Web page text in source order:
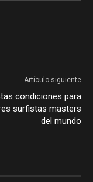
Artículo siguiente
condiciones para
surfistas masters
del mundo